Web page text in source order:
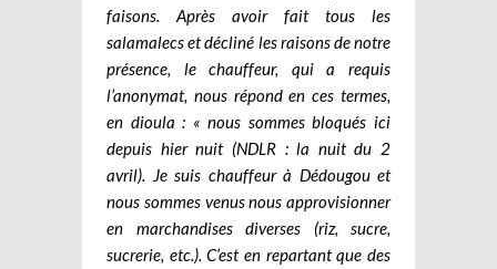
faisons. Après avoir fait tous les
salamalecs et décliné les raisons de notre
présence, le chauffeur, qui a requis
l’anonymat, nous répond en ces termes,
en dioula : « nous sommes bloqués ici
depuis hier nuit (NDLR : la nuit du 2
avril). Je suis chauffeur à Dédougou et
nous sommes venus nous approvisionner
en marchandises diverses (riz, sucre,
sucrerie, etc.). C’est en repartant que des